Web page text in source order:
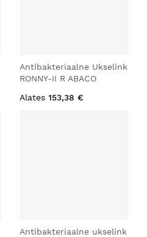
Antibakteriaalne Ukselink
RONNY-II R ABACO
Alates 153,38 €
Antibakteriaalne ukselink